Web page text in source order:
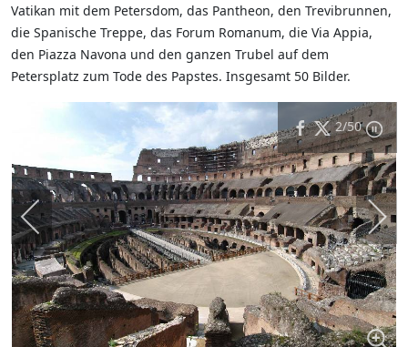
Vatikan mit dem Petersdom, das Pantheon, den Trevibrunnen,
die Spanische Treppe, das Forum Romanum, die Via Appia,
den Piazza Navona und den ganzen Trubel auf dem
Petersplatz zum Tode des Papstes. Insgesamt 50 Bilder.
2/50